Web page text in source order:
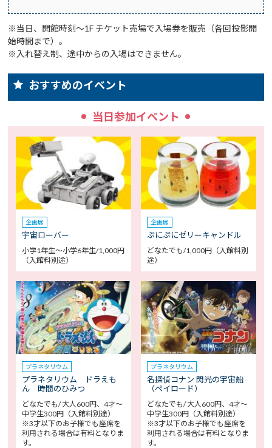
※当日、開館時刻～1F チケット売場で入場券を販売（各回投影開
始時間まで）。
※入れ替え制、途中からの入場はできません。
おすすめのイベント
当日参加イベント
企画展
宇宙ローバー
小学1年生～小学6年生/1,000円
（入館料別途）
企画展
ぷにぷにゼリーキャンドル
どなたでも/1,000円（入館料別
途）
プラネタリウム
プラネタリウム ドラえも
ん 時間のひみつ
どなたでも/ 大人600円、4才～
中学生300円（入館料別途）
※3才以下のお子様でも座席を
利用される場合は有料となりま
す。
プラネタリウム
名探偵コナン 閃光の宇宙船
（ペイロード）
どなたでも/ 大人600円、4才～
中学生300円（入館料別途）
※3才以下のお子様でも座席を
利用される場合は有料となりま
す。